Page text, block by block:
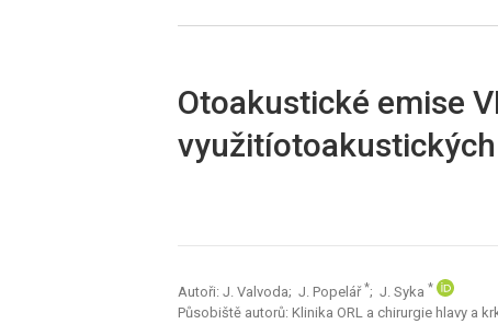
Otoakustické emise
Autoři: J. Valvoda; J. Popelář*; J. Syka *
Působiště autorů: Klinika ORL a chirurgie hlavy a